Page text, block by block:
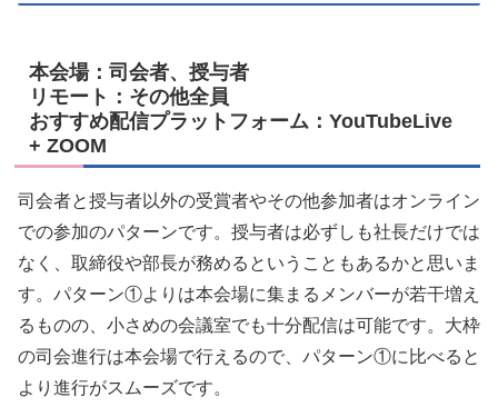
本会場：司会者、授与者
リモート：その他全員
おすすめ配信プラットフォーム：YouTubeLive
+ ZOOM
司会者と授与者以外の受賞者やその他参加者はオンライン
での参加のパターンです。授与者は必ずしも社長だけでは
なく、取締役や部長が務めるということもあるかと思いま
す。パターン①よりは本会場に集まるメンバーが若干増え
るものの、小さめの会議室でも十分配信は可能です。大枠
の司会進行は本会場で行えるので、パターン①に比べると
より進行がスムーズです。